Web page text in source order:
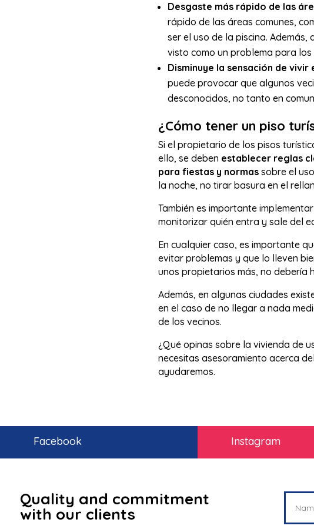
Desgaste más rápido de las
rápido de las áreas comunes,
ser el uso de la piscina.
visto como un problema para los
Disminuye la sensación de vivir
puede provocar que algunos
desconocidos, no tanto en
¿Cómo tener un piso
Si el propietario de los pisos
ello, se deben establecer reglas
para fiestas y normas sobre el
la noche, no tirar basura en el
También es importante implementar
monitorizar quién entra y sale del
En cualquier caso, es importante
evitar problemas y que lo lleven
unos propietarios más, no debería
Además, en algunas ciudades
en el caso de no llegar a nada
de los vecinos.
¿Qué opinas sobre la vivienda de
necesitas asesoramiento acerca
ayudaremos.
Facebook Instagram
Quality and commitment
with our clients